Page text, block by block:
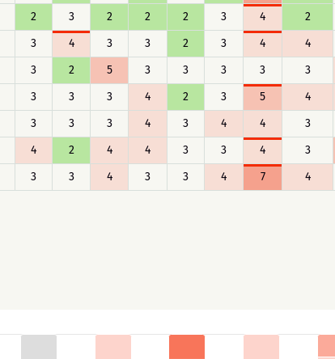
2 3 2 2 2 3 4 2
3 4 3 3 2 3 4 4
3 2 5 3 3 3 3 3
3 3 3 4 2 3 5 4
3 3 3 4 3 4 4 3
4 2 4 4 3 3 4 3
3 3 4 3 3 4 7 4